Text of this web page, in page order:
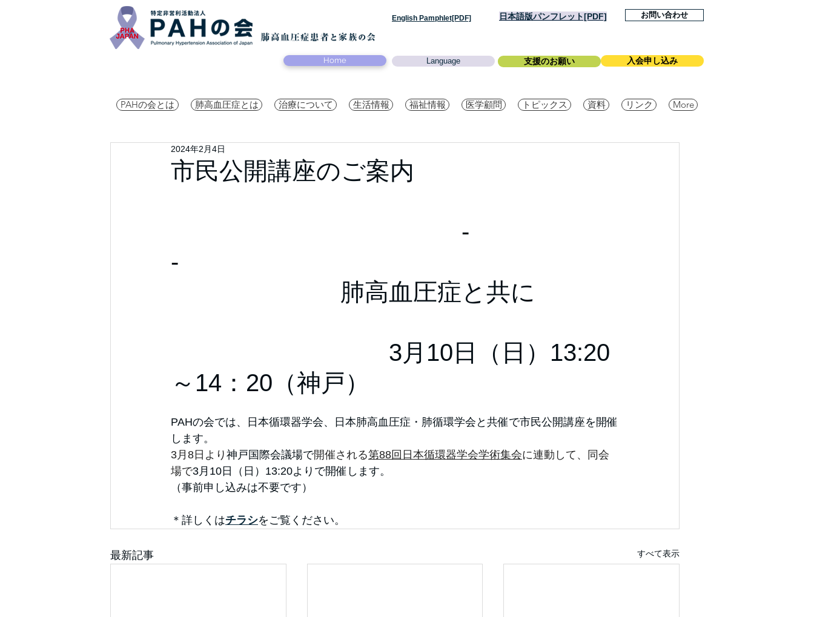
English Pamphlet[PDF] 日本語版パンフレット[PDF] お問い合わせ
Home Language 支援のお願い 入会申し込み
PAHの会とは 肺高血圧症とは 治療について 生活情報 福祉情報 医学顧問 トピックス 資料 リンク More
市民公開講座のご案内
-
-
肺高血圧症と共に
3月10日（日）13:20
～14：20（神戸）
2024年2月4日
PAHの会では、日本循環器学会、日本肺高血圧症・肺循環学会と共催で市民公開講座を開催
します。
3月8日より 神戸国際会議場で開催される第88回日本循環器学会学術集会に連動して、同会
場で3月10日（日）13:20よりで開催します。
（事前申し込みは不要です）
＊詳しくはチラシをご覧ください。
最新記事 すべて表示